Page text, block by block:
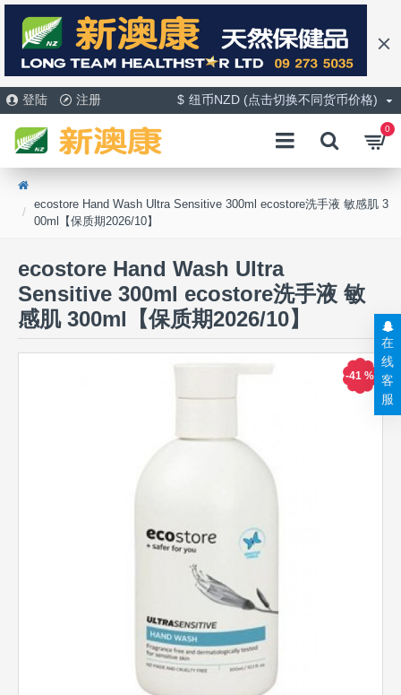
登陆 注册 $ 纽币NZD (点击切换不同货币价格)
0
ecostore Hand Wash Ultra Sensitive 300ml ecostore洗手液 敏感肌 3
00ml【保质期2026/10】
ecostore Hand Wash Ultra
Sensitive 300ml ecostore洗手液 敏
感肌 300ml【保质期2026/10】
-41 %
在
线
客
服